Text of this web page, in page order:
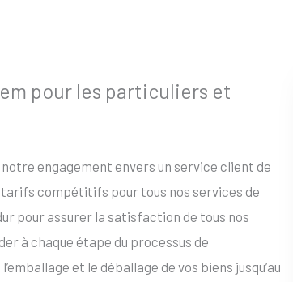
pour les particuliers et
engagement envers un service client de
compétitifs pour tous nos services de
pour assurer la satisfaction de tous nos
à chaque étape du processus de
et le déballage de vos biens jusqu’au